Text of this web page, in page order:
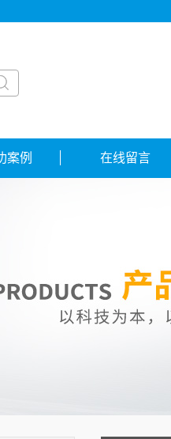
案例 在线留言